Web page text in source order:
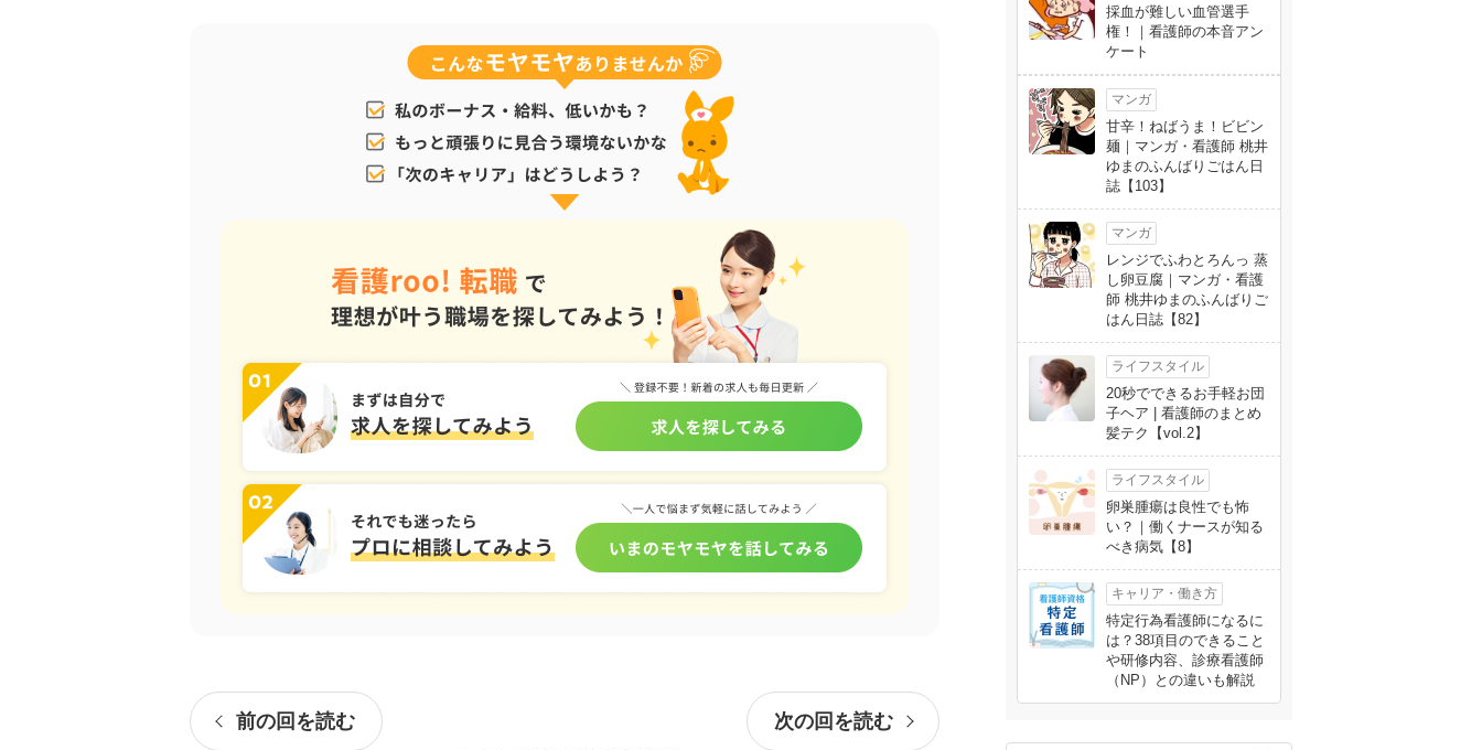
前の回を読む 次の回を読む
採血が難しい血管選手
権！｜看護師の本音アン
ケート
マンガ
甘辛！ねばうま！ビビン
麺｜マンガ・看護師 桃井
ゆまのふんばりごはん日
誌【103】
マンガ
レンジでふわとろんっ 蒸
し卵豆腐｜マンガ・看護
師 桃井ゆまのふんばりご
はん日誌【82】
ライフスタイル
20秒でできるお手軽お団
子ヘア | 看護師のまとめ
髪テク【vol.2】
ライフスタイル
卵巣腫瘍は良性でも怖
い？｜働くナースが知る
べき病気【8】
キャリア・働き方
特定行為看護師になるに
は？38項目のできること
や研修内容、診療看護師
（NP）との違いも解説